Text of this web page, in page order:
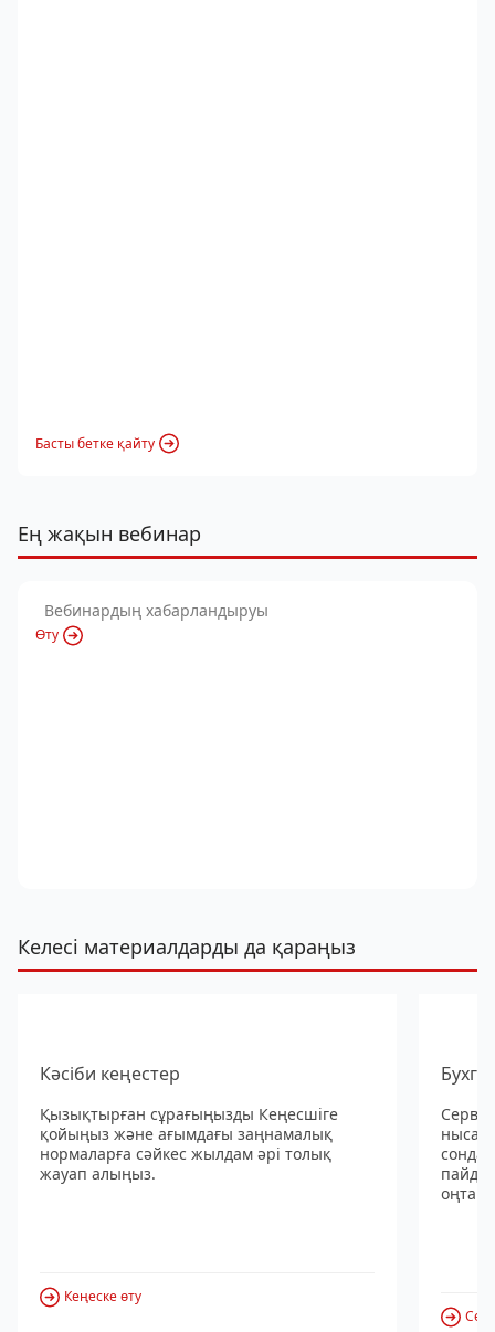
Басты бетке қайту
Ең жақын вебинар
Вебинардың хабарландыруы
Өту
Келесі материалдарды да қараңыз
Кәсіби кеңестер
Қызықтырған сұрағыңызды Кеңесшіге
қойыңыз және ағымдағы заңнамалық
нормаларға сәйкес жылдам әрі толық
жауап алыңыз.
Кеңеске өту